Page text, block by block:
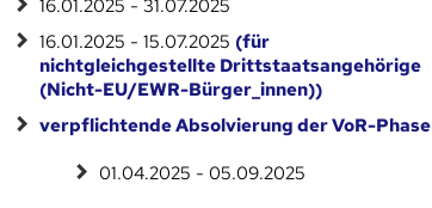
16.01.2025 - 31.07.2025
16.01.2025 - 15.07.2025 (für
nichtgleichgestellte Drittstaatsangehörige
(Nicht-EU/EWR-Bürger_innen))
verpflichtende Absolvierung der VoR-Phase
01.04.2025 - 05.09.2025